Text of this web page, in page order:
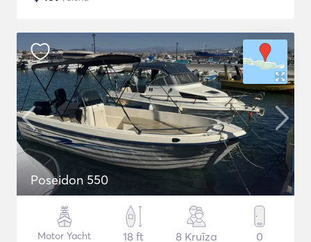
Poseidon 550
Motor Yacht
18 ft
8 Kruīza 0